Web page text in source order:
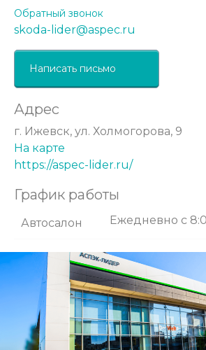
Обратный звонок
skoda-lider@aspec.ru
Написать письмо
Адрес
г. Ижевск, ул. Холмогорова, 9
На карте
https://aspec-lider.ru/
График работы
Автосалон Ежедневно с